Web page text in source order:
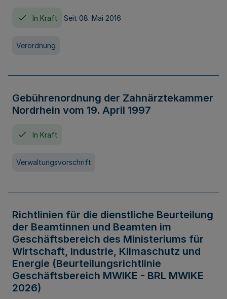
In Kraft Seit 08. Mai 2016
Verordnung
Gebührenordnung der Zahnärztekammer
Nordrhein vom 19. April 1997
In Kraft
Verwaltungsvorschrift
Richtlinien für die dienstliche Beurteilung
der Beamtinnen und Beamten im
Geschäftsbereich des Ministeriums für
Wirtschaft, Industrie, Klimaschutz und
Energie (Beurteilungsrichtlinie
Geschäftsbereich MWIKE - BRL MWIKE
2026)